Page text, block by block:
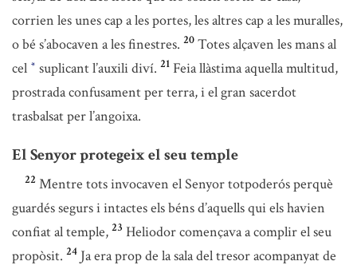
corrien les unes cap a les portes, les altres cap a les muralles,
o bé s’abocaven a les finestres. 20 Totes alçaven les mans al
cel * suplicant l’auxili diví. 21 Feia llàstima aquella multitud,
prostrada confusament per terra, i el gran sacerdot
trasbalsat per l’angoixa.
El Senyor protegeix el seu temple
22 Mentre tots invocaven el Senyor totpoderós perquè
guardés segurs i intactes els béns d’aquells qui els havien
confiat al temple, 23 Heliodor començava a complir el seu
propòsit. 24 Ja era prop de la sala del tresor acompanyat de